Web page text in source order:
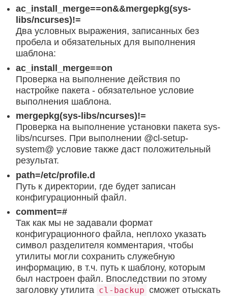
ac_install_merge==on&&mergepkg(sys-
libs/ncurses)!=
Два условных выражения, записанных без
пробела и обязательных для выполнения
шаблона:
ac_install_merge==on
Проверка на выполнение действия по
настройке пакета - обязательное условие
выполнения шаблона.
mergepkg(sys-libs/ncurses)!=
Проверка на выполнение установки пакета sys-
libs/ncurses. При выполнении @cl-setup-
system@ условие также даст положительный
результат.
path=/etc/profile.d
Путь к директории, где будет записан
конфигурационный файл.
comment=#
Так как мы не задавали формат
конфигурационного файла, неплохо указать
символ разделителя комментария, чтобы
утилиты могли сохранить служебную
информацию, в т.ч. путь к шаблону, которым
был настроен файл. Впоследствии по этому
заголовку утилита cl-backup сможет отыскать